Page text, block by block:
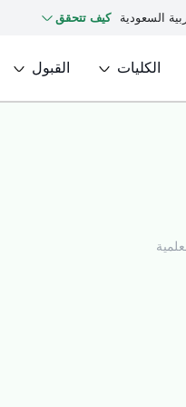
السعودية كيف تتحقق
الكليات القبول